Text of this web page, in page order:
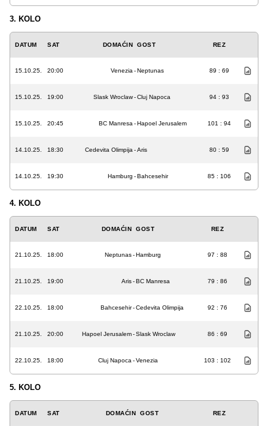
3. KOLO
DATUM SAT DOMAĆIN GOST REZ
15.10.25. 20:00 Venezia -Neptunas 89 : 69
15.10.25. 19:00 Slask Wroclaw-Cluj Napoca 94 : 93
15.10.25. 20:45 BC Manresa -Hapoel Jerusalem 101 : 94
14.10.25. 18:30 Cedevita Olimpija -Aris 80 : 59
14.10.25. 19:30 Hamburg -Bahcesehir 85 : 106
4. KOLO
DATUM SAT DOMAĆIN GOST REZ
21.10.25. 18:00 Neptunas-Hamburg 97 : 88
21.10.25. 19:00 Aris-BC Manresa 79 : 86
22.10.25. 18:00 Bahcesehir-Cedevita Olimpija 92 : 76
21.10.25. 20:00 Hapoel Jerusalem-Slask Wroclaw 86 : 69
22.10.25. 18:00 Cluj Napoca -Venezia 103 : 102
5. KOLO
DATUM SAT DOMAĆIN GOST REZ